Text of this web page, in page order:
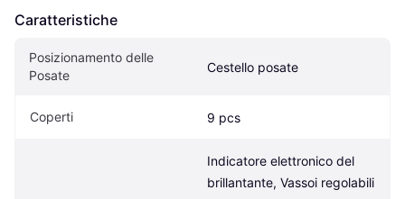
Caratteristiche
Posizionamento delle
Posate
Cestello posate
Coperti 9 pcs
Indicatore elettronico del
brillantante, Vassoi regolabili